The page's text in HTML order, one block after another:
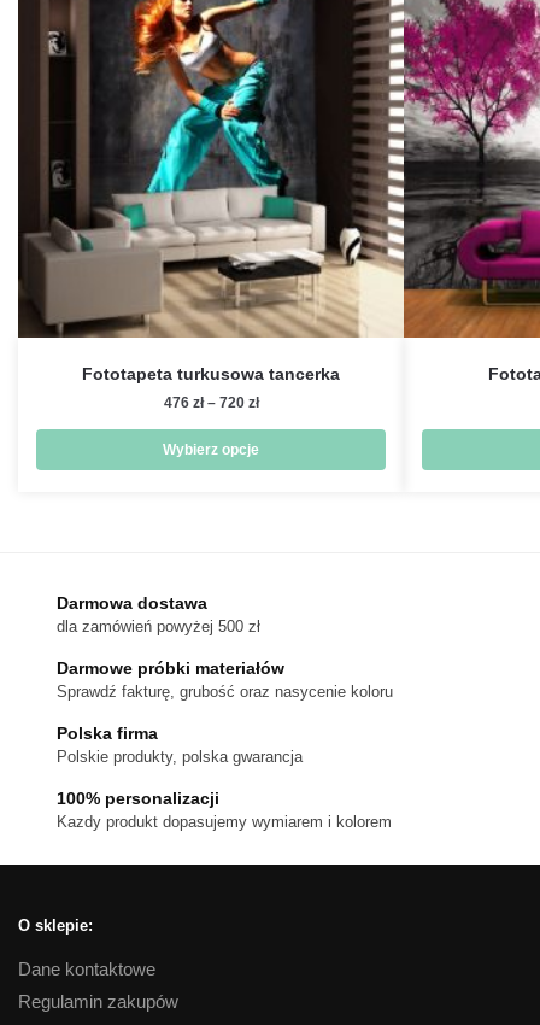
Fototapeta turkusowa tancerka
476 zł – 720 złZakres
od
476 zł
Wybierz opcje
Opcje
można
wybrać
stronie
Darmowa dostawa
dla zamówień powyżej 500 zł
Darmowe próbki materiałów
Sprawdź fakturę, grubość oraz nasycenie koloru
Polska firma
Polskie produkty, polska gwarancja
100% personalizacji
Kazdy produkt dopasujemy wymiarem i kolorem
O sklepie:
Dane kontaktowe
Regulamin zakupów